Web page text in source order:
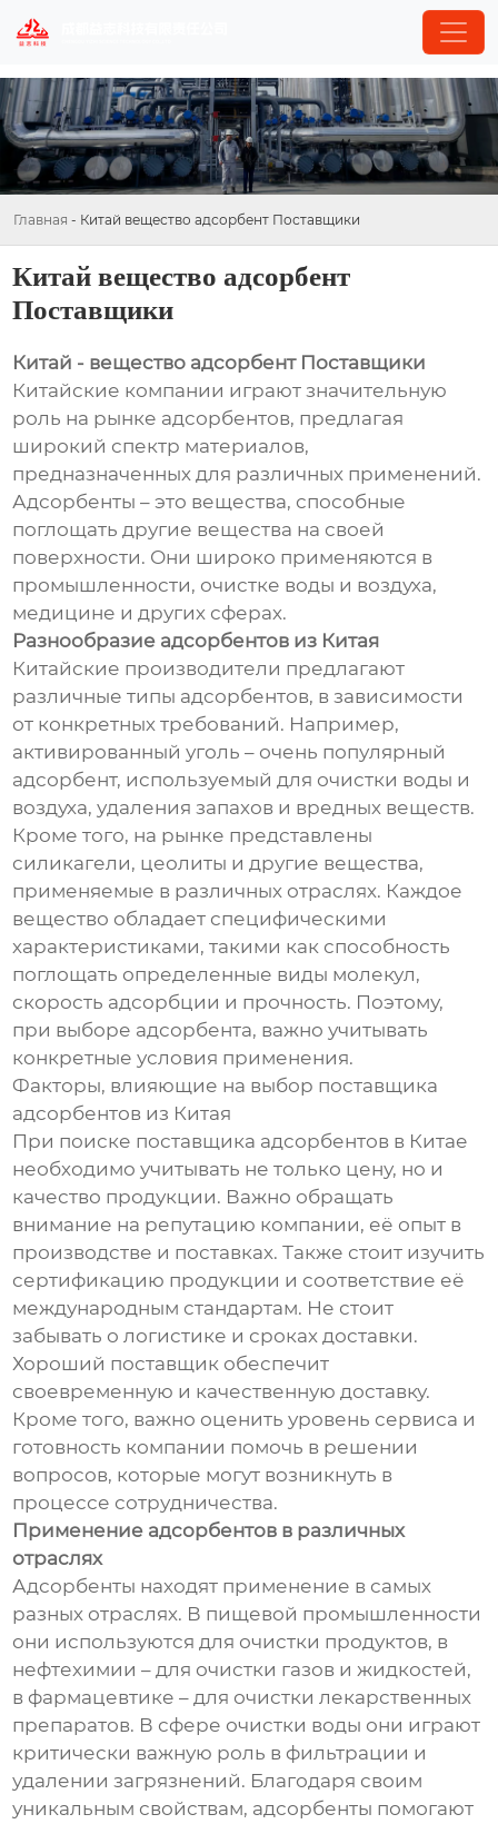
Главная - Китай вещество адсорбент Поставщики
Китай вещество адсорбент
Поставщики
Китай - вещество адсорбент Поставщики
Китайские компании играют значительную
роль на рынке адсорбентов, предлагая
широкий спектр материалов,
предназначенных для различных применений.
Адсорбенты – это вещества, способные
поглощать другие вещества на своей
поверхности. Они широко применяются в
промышленности, очистке воды и воздуха,
медицине и других сферах.
Разнообразие адсорбентов из Китая
Китайские производители предлагают
различные типы адсорбентов, в зависимости
от конкретных требований. Например,
активированный уголь – очень популярный
адсорбент, используемый для очистки воды и
воздуха, удаления запахов и вредных веществ.
Кроме того, на рынке представлены
силикагели, цеолиты и другие вещества,
применяемые в различных отраслях. Каждое
вещество обладает специфическими
характеристиками, такими как способность
поглощать определенные виды молекул,
скорость адсорбции и прочность. Поэтому,
при выборе адсорбента, важно учитывать
конкретные условия применения.
Факторы, влияющие на выбор поставщика
адсорбентов из Китая
При поиске поставщика адсорбентов в Китае
необходимо учитывать не только цену, но и
качество продукции. Важно обращать
внимание на репутацию компании, её опыт в
производстве и поставках. Также стоит изучить
сертификацию продукции и соответствие её
международным стандартам. Не стоит
забывать о логистике и сроках доставки.
Хороший поставщик обеспечит
своевременную и качественную доставку.
Кроме того, важно оценить уровень сервиса и
готовность компании помочь в решении
вопросов, которые могут возникнуть в
процессе сотрудничества.
Применение адсорбентов в различных
отраслях
Адсорбенты находят применение в самых
разных отраслях. В пищевой промышленности
они используются для очистки продуктов, в
нефтехимии – для очистки газов и жидкостей,
в фармацевтике – для очистки лекарственных
препаратов. В сфере очистки воды они играют
критически важную роль в фильтрации и
удалении загрязнений. Благодаря своим
уникальным свойствам, адсорбенты помогают